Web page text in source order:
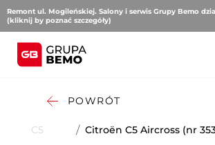
Remont ul. Mogileńskiej. Salony i serwis Grupy Bemo
(kliknij by poznać szczegóły)
POWRÓT
C5
/ Citroën C5 Aircross (nr